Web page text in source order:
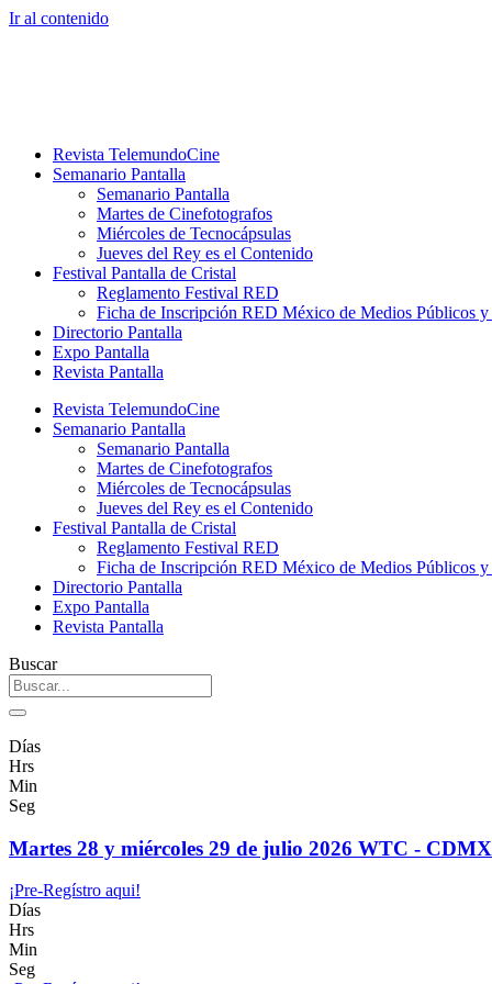
Ir al contenido
Revista TelemundoCine
Semanario Pantalla
Semanario Pantalla
Martes de Cinefotografos
Miércoles de Tecnocápsulas
Jueves del Rey es el Contenido
Festival Pantalla de Cristal
Reglamento Festival RED
Ficha de Inscripción RED México de Medios Públicos
Directorio Pantalla
Expo Pantalla
Revista Pantalla
Revista TelemundoCine
Semanario Pantalla
Semanario Pantalla
Martes de Cinefotografos
Miércoles de Tecnocápsulas
Jueves del Rey es el Contenido
Festival Pantalla de Cristal
Reglamento Festival RED
Ficha de Inscripción RED México de Medios Públicos
Directorio Pantalla
Expo Pantalla
Revista Pantalla
Buscar
Días
Hrs
Min
Seg
Martes 28 y miércoles 29 de julio 2026 WTC - CDMX
¡Pre-Regístro aqui!
Días
Hrs
Min
Seg